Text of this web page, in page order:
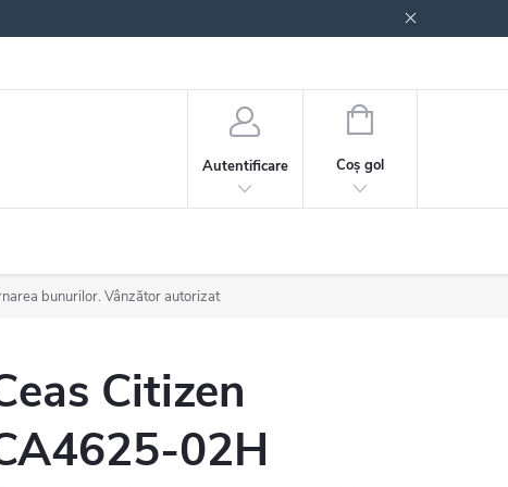
Autentificare
COŞ
CUMPĂRĂTURI
Coş gol
bunurilor. Vânzător autorizat
Citizen
02H